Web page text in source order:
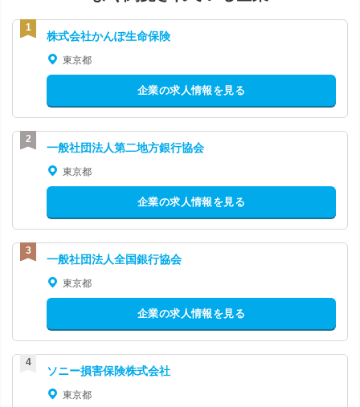
株式会社かんぽ生命保険
東京都
企業の求人情報を見る
一般社団法人第二地方銀行協会
東京都
企業の求人情報を見る
一般社団法人全国銀行協会
東京都
企業の求人情報を見る
ソニー損害保険株式会社
東京都